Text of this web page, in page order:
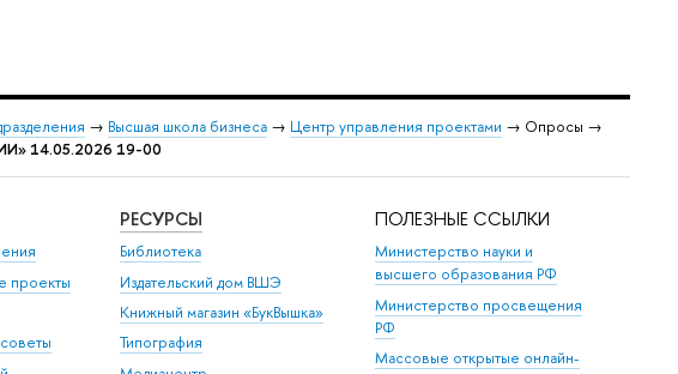
→ ысшая школа бизнеса → Центр управления проектами → Опросы →
ИИ» 14.05.2026 19-00
проекты
РЕСУРСЫ
Библиотека
Издательский дом ВШЭ
Книжный магазин «БукВышка»
Типография
ПОЛЕЗНЫЕ ССЫЛКИ
Министерство науки и
ысшего образования РФ
Министерство просвещения
РФ
Массовые открытые онлайн-